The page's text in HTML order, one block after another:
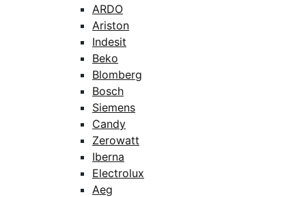
ARDO
Ariston
Indesit
Beko
Blomberg
Bosch
Siemens
Candy
Zerowatt
Iberna
Electrolux
Aeg